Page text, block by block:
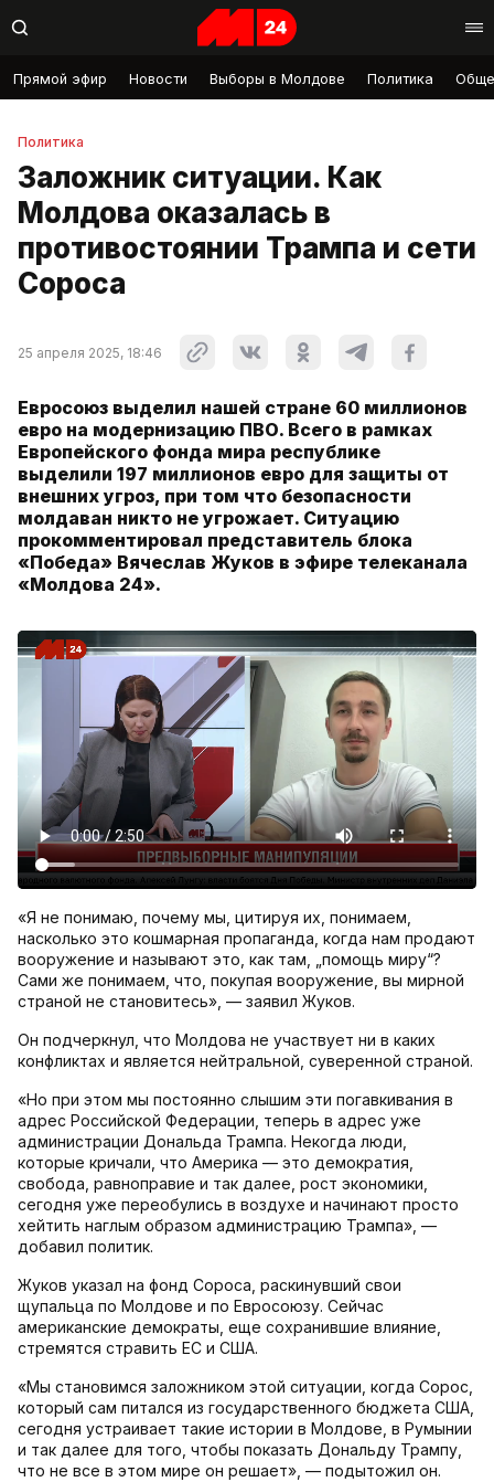
Прямой эфир Новости Выборы в Молдове Политика
Политика
Заложник ситуации. Как
Молдова оказалась в
противостоянии Трампа и сети
Сороса
25 апреля 2025, 18:46
Евросоюз выделил нашей стране 60 миллионов
евро на модернизацию ПВО. Всего в рамках
Европейского фонда мира республике
выделили 197 миллионов евро для защиты от
внешних угроз, при том что безопасности
молдаван никто не угрожает. Ситуацию
прокомментировал представитель блока
«Победа» Вячеслав Жуков в эфире телеканала
«Молдова 24».
«Я не понимаю, почему мы, цитируя их, понимаем,
насколько это кошмарная пропаганда, когда нам продают
вооружение и называют это, как там, „помощь миру“?
Сами же понимаем, что, покупая вооружение, вы мирной
страной не становитесь», — заявил Жуков.
Он подчеркнул, что Молдова не участвует ни в каких
конфликтах и является нейтральной, суверенной страной.
«Но при этом мы постоянно слышим эти погавкивания в
адрес Российской Федерации, теперь в адрес уже
администрации Дональда Трампа. Некогда люди,
которые кричали, что Америка — это демократия,
свобода, равноправие и так далее, рост экономики,
сегодня уже переобулись в воздухе и начинают просто
хейтить наглым образом администрацию Трампа», —
добавил политик.
Жуков указал на фонд Сороса, раскинувший свои
щупальца по Молдове и по Евросоюзу. Сейчас
американские демократы, еще сохранившие влияние,
стремятся стравить ЕС и США.
«Мы становимся заложником этой ситуации, когда Сорос,
который сам питался из государственного бюджета США,
сегодня устраивает такие истории в Молдове, в Румынии
и так далее для того, чтобы показать Дональду Трампу,
что не все в этом мире он решает», — подытожил он.